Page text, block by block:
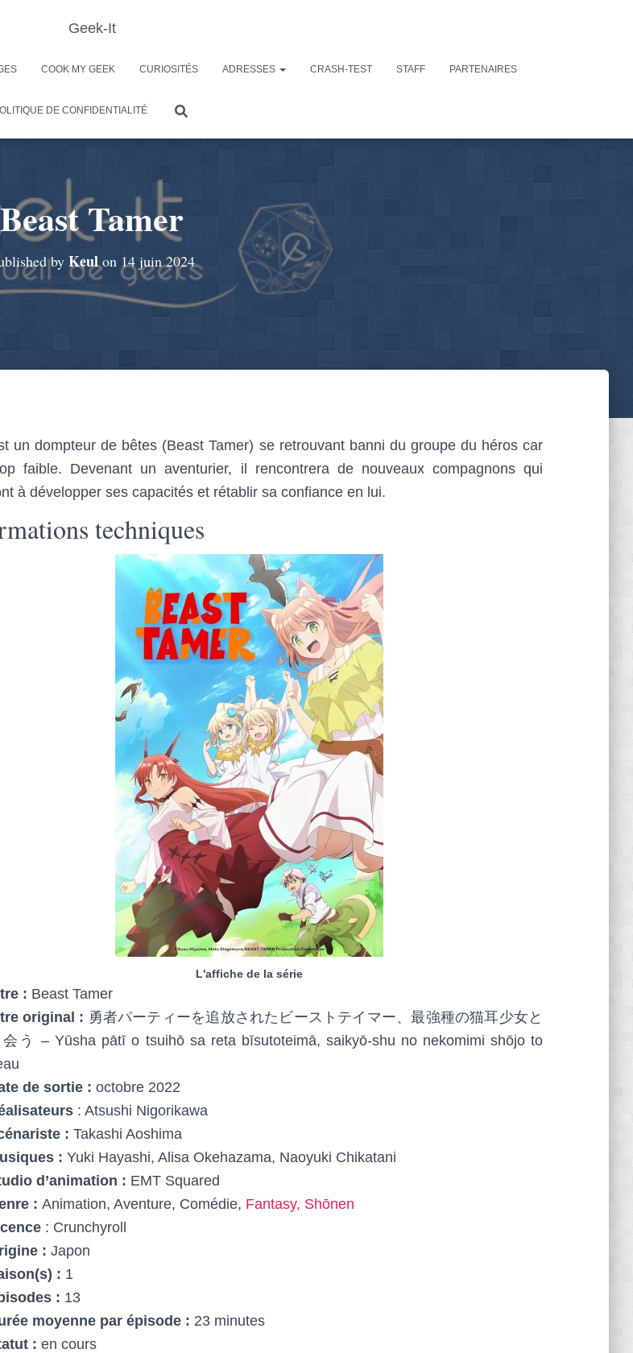
Geek-It
COOK MY GEEK CURIOSITÉS ADRESSES CRASH-TEST STAFF PARTENAIRES
DE CONFIDENTIALITÉ
Beast Tamer
by Keulon 14 juin 2024
un dompteur de bêtes (Beast Tamer) se retrouvant banni du groupe du héros car
faible. Devenant un aventurier, il rencontrera de nouveaux compagnons qui
à développer ses capacités et rétablir sa confiance en lui.
techniques
L'affiche de la série
: Beast Tamer
original : 勇者パーティーを追放されたビーストテイマー、最強種の猫耳少女と
会う – Yūsha pātī o tsuihō sa reta bīsutoteimā, saikyō-shu no nekomimi shōjo to
de sortie : octobre 2022
: Atsushi Nigorikawa
: Takashi Aoshima
: Yuki Hayashi, Alisa Okehazama, Naoyuki Chikatani
d’animation : EMT Squared
: Animation, Aventure, Comédie, Fantasy, Shōnen
: Crunchyroll
: Japon
: 1
: 13
moyenne par épisode : 23 minutes
: en cours